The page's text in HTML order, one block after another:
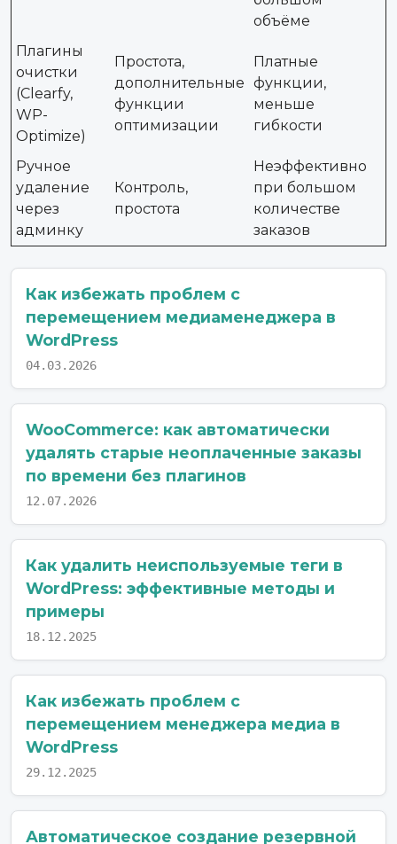
объёме
Плагины
очистки
(Clearfy,
WP-
Optimize)
Простота,
дополнительные
функции
оптимизации
Платные
функции,
меньше
гибкости
Ручное
удаление
через
админку
Контроль,
простота
Неэффективно
при большом
количестве
заказов
Как избежать проблем с
перемещением медиаменеджера в
WordPress
04.03.2026
WooCommerce: как автоматически
удалять старые неоплаченные заказы
по времени без плагинов
12.07.2026
Как удалить неиспользуемые теги в
WordPress: эффективные методы и
примеры
18.12.2025
Как избежать проблем с
перемещением менеджера медиа в
WordPress
29.12.2025
Автоматическое создание резервной